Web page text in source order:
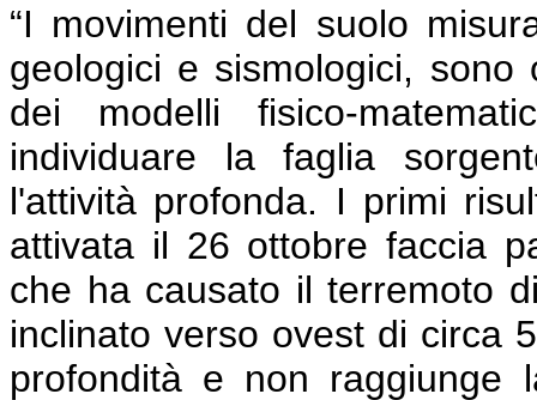
“I movimenti del suolo
geologici e sismologici,
dei modelli fisico-
individuare la faglia
l'attività profonda. I primi
attivata il 26 ottobre faccia
che ha causato il terremoto
inclinato verso ovest di circa
profondità e non raggiunge